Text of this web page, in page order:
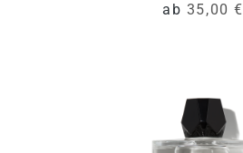
ab 35,00 €